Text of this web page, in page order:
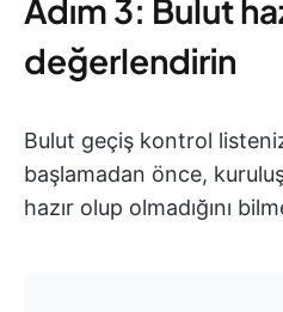
Adım 3: Bulut
değerlendirin
Bulut geçiş kontrol
başlamadan önce,
hazır olup olmadığını